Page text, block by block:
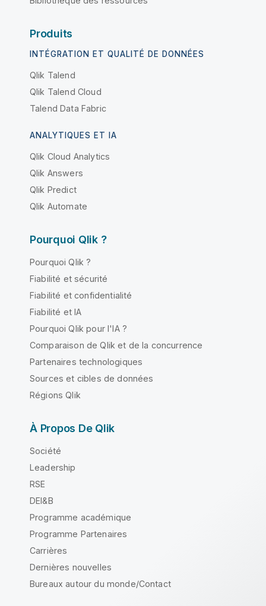
Produits
INTÉGRATION ET QUALITÉ DE DONNÉES
Qlik Talend
Qlik Talend Cloud
Talend Data Fabric
ANALYTIQUES ET IA
Qlik Cloud Analytics
Qlik Answers
Qlik Predict
Qlik Automate
Pourquoi Qlik ?
Pourquoi Qlik ?
Fiabilité et sécurité
Fiabilité et confidentialité
Fiabilité et IA
Pourquoi Qlik pour l'IA ?
Comparaison de Qlik et de la concurrence
Partenaires technologiques
Sources et cibles de données
Régions Qlik
À Propos De Qlik
Société
Leadership
RSE
DEI&B
Programme académique
Programme Partenaires
Carrières
Dernières nouvelles
Bureaux autour du monde/Contact